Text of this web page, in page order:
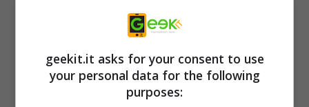
Il primo classificato avrà diritto a
250,00€;
Il secondo classificato si aggiudicherà
geekit.it asks for your consent to use
your personal data for the following
purposes: